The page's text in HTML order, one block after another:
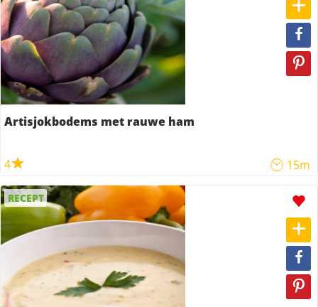
Artisjokbodems met rauwe ham
4 15m
RECEPT